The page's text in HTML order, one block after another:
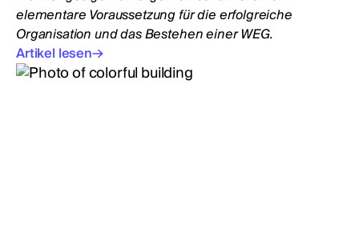
elementare Voraussetzung für die erfolgreiche
Organisation und das Bestehen einer WEG.
Artikel lesen